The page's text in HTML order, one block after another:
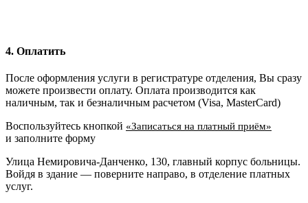
4. Оплатить
После оформления услуги в регистратуре отделения, Вы сразу
можете произвести оплату. Оплата производится как
наличным, так и безналичным расчетом (Visa, MasterCard)
Воспользуйтесь кнопкой «Записаться на платный приём»
и заполните форму
Улица Немировича-Данченко, 130, главный корпус больницы.
Войдя в здание — поверните направо, в отделение платных
услуг.